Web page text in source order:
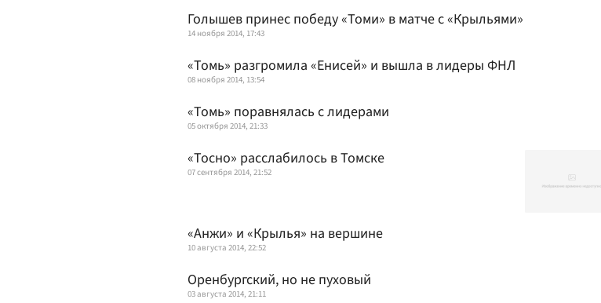
Голышев принес победу «Томи» в матче с «Крыльями»
14 ноября 2014, 17:43
«Томь» разгромила «Енисей» и вышла в лидеры ФНЛ
08 ноября 2014, 13:54
«Томь» поравнялась с лидерами
05 октября 2014, 21:33
«Тосно» расслабилось в Томске
07 сентября 2014, 21:52
«Анжи» и «Крылья» на вершине
10 августа 2014, 22:52
Оренбургский, но не пуховый
03 августа 2014, 21:11